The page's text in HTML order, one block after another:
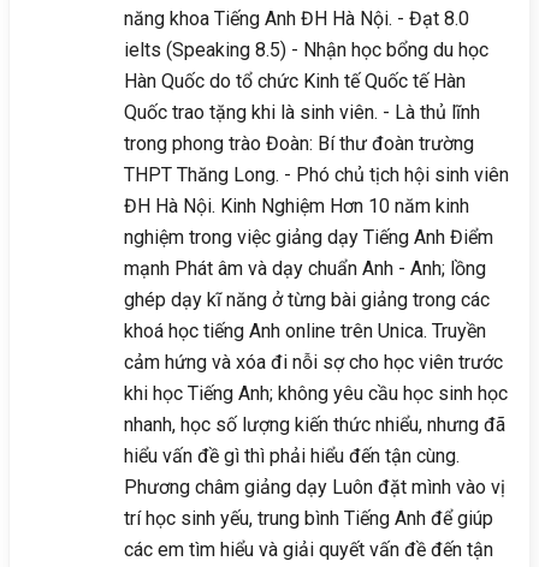
năng khoa Tiếng Anh ĐH Hà Nội. - Đạt 8.0
ielts (Speaking 8.5) - Nhận học bổng du học
Hàn Quốc do tổ chức Kinh tế Quốc tế Hàn
Quốc trao tặng khi là sinh viên. - Là thủ lĩnh
trong phong trào Đoàn: Bí thư đoàn trường
THPT Thăng Long. - Phó chủ tịch hội sinh viên
ĐH Hà Nội. Kinh Nghiệm Hơn 10 năm kinh
nghiệm trong việc giảng dạy Tiếng Anh Điểm
mạnh Phát âm và dạy chuẩn Anh - Anh; lồng
ghép dạy kĩ năng ở từng bài giảng trong các
khoá học tiếng Anh online trên Unica. Truyền
cảm hứng và xóa đi nỗi sợ cho học viên trước
khi học Tiếng Anh; không yêu cầu học sinh học
nhanh, học số lượng kiến thức nhiểu, nhưng đã
hiểu vấn đề gì thì phải hiểu đến tận cùng.
Phương châm giảng dạy Luôn đặt mình vào vị
trí học sinh yếu, trung bình Tiếng Anh để giúp
các em tìm hiểu và giải quyết vấn đề đến tận